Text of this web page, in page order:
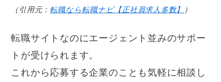
（引用元：転職なら転職ナビ【正社員求人多数】 ）
転職サイトなのにエージェント並みのサポー
トが受けられます。
これから応募する企業のことも気軽に相談し